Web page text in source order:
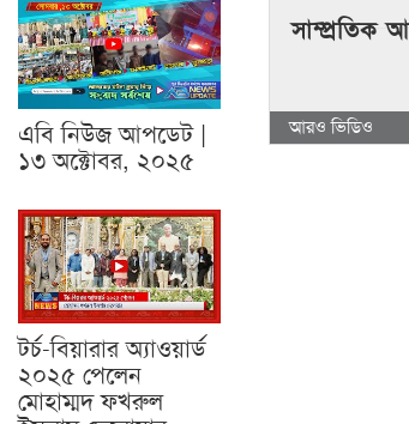
এবি নিউজ আপডেট |
১৩ অক্টোবর, ২০২৫
টর্চ-বিয়ারার অ্যাওয়ার্ড
২০২৫ পেলেন
মোহাম্মদ ফখরুল
সাম্প্রতিক
আরও ভিডিও